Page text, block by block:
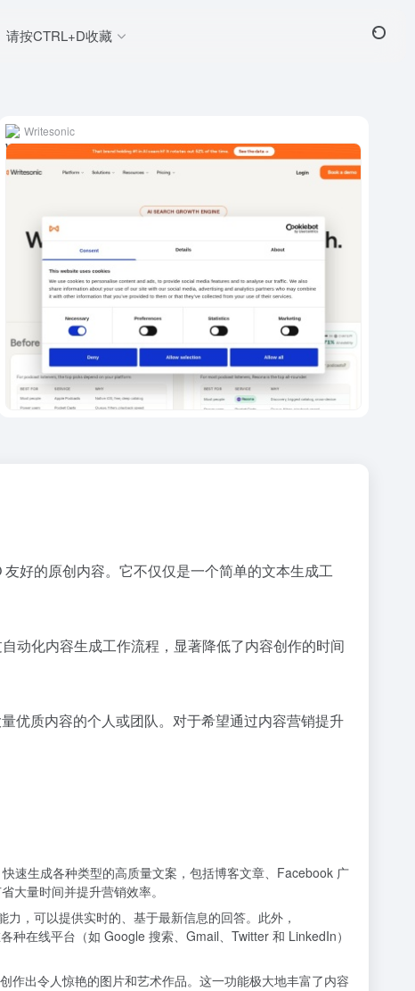
请按CTRL+D收藏
Writesonic
好的原创内容。它不仅仅是一个简单的文本生成工
动化内容生成工作流程，显著降低了内容创作的时间
优质内容的个人或团队。对于希望通过内容营销提升
速生成各种类型的高质量文案，包括博客文章、Facebook 广
大量时间并提升营销效率。
，可以提供实时的、基于最新信息的回答。此外，
在线平台（如 Google 搜索、Gmail、Twitter 和 LinkedIn）
作出令人惊艳的图片和艺术作品。这一功能极大地丰富了内容